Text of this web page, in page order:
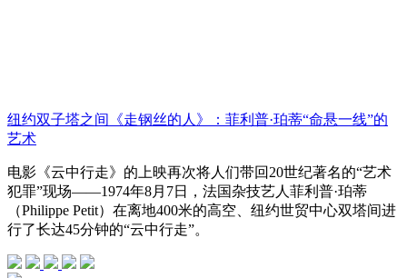
纽约双子塔之间《走钢丝的人》：菲利普·珀蒂“命悬一线”的
艺术
电影《云中行走》的上映再次将人们带回20世纪著名的“艺术
犯罪”现场——1974年8月7日，法国杂技艺人菲利普·珀蒂
（Philippe Petit）在离地400米的高空、纽约世贸中心双塔间进
行了长达45分钟的“云中行走”。